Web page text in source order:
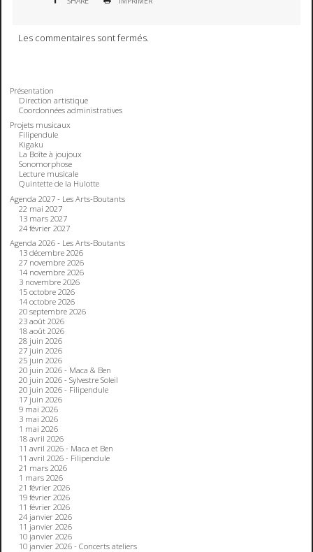
Les commentaires sont fermés.
Présentation
Direction artistique
Coordonnées administratives
Projets musicaux
Filipendule
Kigaku
La Boîte à joujoux
Sonomorphose
Lecture musicale
Quintette de la Hulotte
Agenda 2027 - Les Arts-Boutants
22 mai 2027
13 mars 2027
24 février 2027
Agenda 2026 - Les Arts-Boutants
13 décembre 2026
27 novembre 2026
14 novembre 2026
3 novembre 2026
15 octobre 2026
14 octobre 2026
20 septembre 2026
23 août 2026
18 août 2026
28 juin 2026
27 juin 2026
25 juin 2026
20 juin 2026 - Maca & Ben
20 juin 2026 - Sylvestre Soleil
20 juin 2026 - Filipendule
17 juin 2026
9 mai 2026
3 mai 2026
1 mai 2026
18 avril 2026
11 avril 2026 - Maca et Ben
11 avril 2026 - Filipendule
21 mars 2026
1 mars 2026
21 février 2026
19 février 2026
11 février 2026
24 janvier 2026
11 janvier 2026
10 janvier 2026
10 janvier 2026 - Concerts ateliers